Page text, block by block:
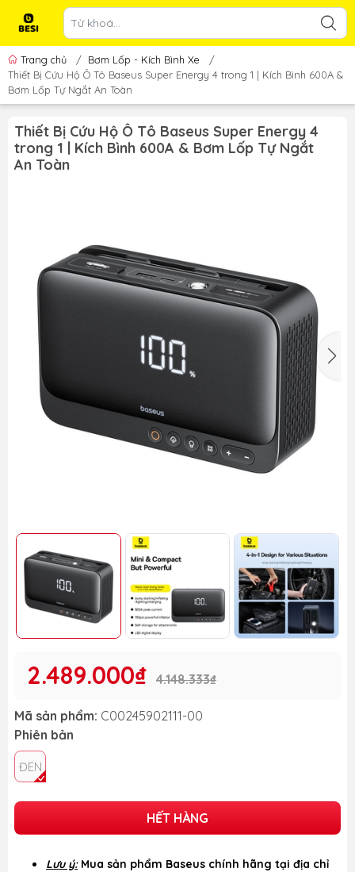
Trang chủ / Bơm Lốp - Kích Bình Xe
/
Thiết Bị Cứu Hộ Ô Tô Baseus Super Energy 4 trong 1 | Kích Bình 600A &
Bơm Lốp Tự Ngắt An Toàn
Thiết Bị Cứu Hộ Ô Tô Baseus Super Energy 4
trong 1 | Kích Bình 600A & Bơm Lốp Tự Ngắt
An Toàn
2.489.000₫ 4.148.333₫
Mã sản phẩm: C00245902111-00
Phiên bản
ĐEN
HẾT HÀNG
Lưu ý: Mua sản phẩm Baseus chính hãng tại địa chỉ